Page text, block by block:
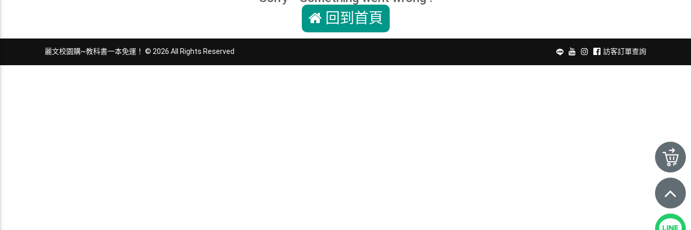
回到首頁
訪客訂單查詢
麗文校園購~教科書一本免運！ © 2026 All Rights Reserved